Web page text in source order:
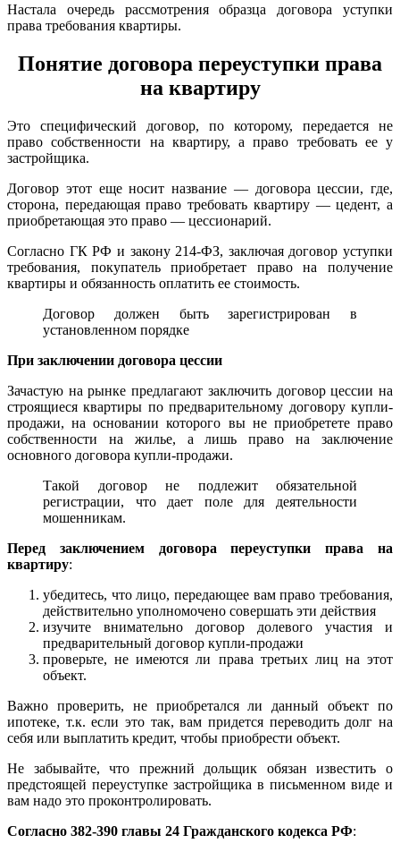
Настала очередь рассмотрения образца договора уступки
права требования квартиры.
Понятие договора переуступки права
на квартиру
Это специфический договор, по которому, передается не
право собственности на квартиру, а право требовать ее у
застройщика.
Договор этот еще носит название — договора цессии, где,
сторона, передающая право требовать квартиру — цедент, а
приобретающая это право — цессионарий.
Согласно ГК РФ и закону 214-ФЗ, заключая договор уступки
требования, покупатель приобретает право на получение
квартиры и обязанность оплатить ее стоимость.
Договор должен быть зарегистрирован в
установленном порядке
При заключении договора цессии
Зачастую на рынке предлагают заключить договор цессии на
строящиеся квартиры по предварительному договору купли-
продажи, на основании которого вы не приобретете право
собственности на жилье, а лишь право на заключение
основного договора купли-продажи.
Такой договор не подлежит обязательной
регистрации, что дает поле для деятельности
мошенникам.
Перед заключением договора переуступки права на
квартиру:
убедитесь, что лицо, передающее вам право требования,
действительно уполномочено совершать эти действия
изучите внимательно договор долевого участия и
предварительный договор купли-продажи
проверьте, не имеются ли права третьих лиц на этот
объект.
Важно проверить, не приобретался ли данный объект по
ипотеке, т.к. если это так, вам придется переводить долг на
себя или выплатить кредит, чтобы приобрести объект.
Не забывайте, что прежний дольщик обязан известить о
предстоящей переуступке застройщика в письменном виде и
вам надо это проконтролировать.
Согласно 382-390 главы 24 Гражданского кодекса РФ: